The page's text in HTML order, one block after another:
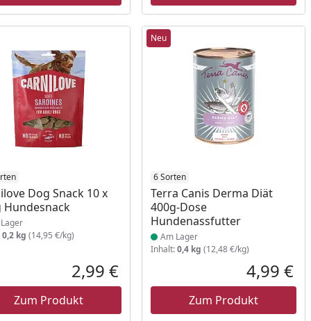
Dog Snack 10 x
Hundesnack
am Lager
0,2 kg (14,95 €/kg)
Aktueller Preis
2,99 €
Zum Produkt
Neu
6 Sorten
Terra Canis Derma Diät
400g-Dose
Hundenassfutter
Produkt am Lager
Am Lager
Inhalt:0,4 kg (12,48 €/kg)
4,99 €
Zum Produkt